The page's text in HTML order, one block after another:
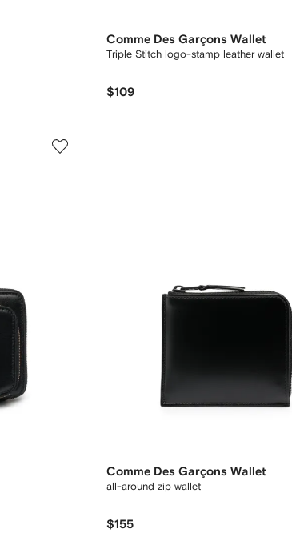
Comme Des Garçons Wallet
Triple Stitch logo-stamp leather wallet
$109
Comme Des Garçons Wallet
all-around zip wallet
$155